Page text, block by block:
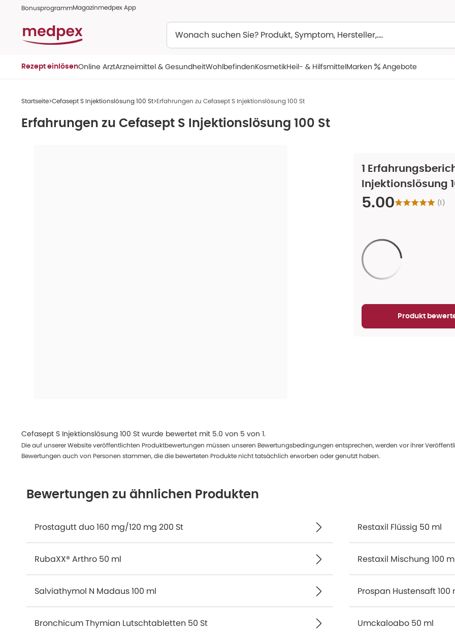
BonusprogrammMagazinmedpex App
Rezept einlösenOnline ArztArzneimittel & GesundheitWohlbefindenKosmetikHeil- & HilfsmittelMarken Angebote
Startseite Cefasept S Injektionslösung 100 St Erfahrungen zu Cefasept S Injektionslösung 100 St
Erfahrungen zu Cefasept S Injektionslösung 100 St
1
Injektionslösung
5.00 (1)
Aktualisieren...
Produkt
Cefasept S Injektionslösung 100 St wurde bewertet mit 5.0 von 5 von 1.
Die auf unserer Website veröffentlichten Produktbewertungen müssen unseren Bewertungsbedingungen entsprechen, werden vor ihrer
Bewertungen auch von Personen stammen, die die bewerteten Produkte nicht tatsächlich erworben oder genutzt haben.
Bewertungen zu ähnlichen Produkten
Prostagutt duo 160 mg/120 mg 200 St Restaxil Flüssig 50 ml
RubaXX® Arthro 50 ml Restaxil Mischung 100
Salviathymol N Madaus 100 ml Prospan Hustensaft 100
Bronchicum Thymian Lutschtabletten 50 St Umckaloabo 50 ml